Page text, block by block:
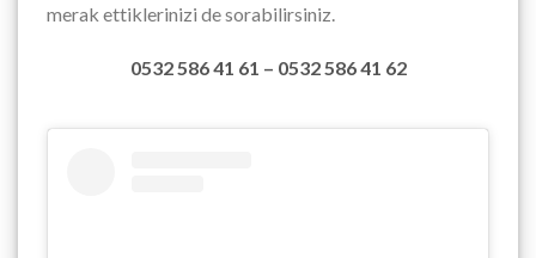
merak ettiklerinizi de sorabilirsiniz.
0532 586 41 61 – 0532 586 41 62